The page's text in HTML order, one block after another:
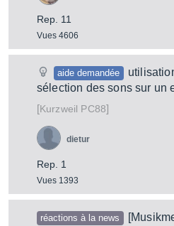
Rep. 11
Vues 4606
aide demandée
sélection des sons sur un
[Kurzweil PC88]
Rep. 1
Vues 1393
dietur
réactions à la news